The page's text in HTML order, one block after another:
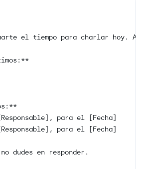
el tiempo para charlar hoy.
para el [Fecha]
para el [Fecha]
dudes en responder.